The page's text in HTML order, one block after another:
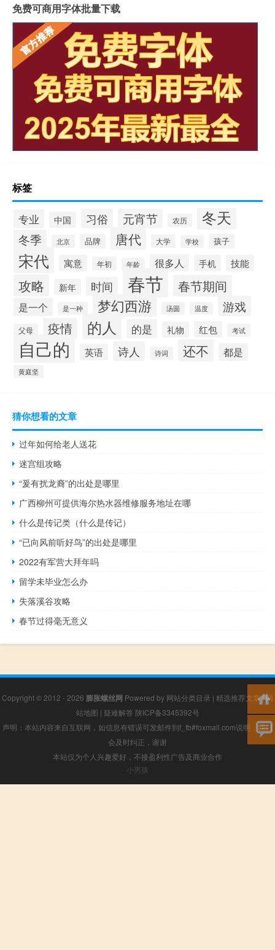
免费可商用字体批量下载
标签
专业 中国 习俗 元宵节 农历 冬天
冬季 北京 品牌 唐代 大学 学校 孩子
宋代 寓意 年初 年龄 很多人 手机 技能
攻略 新年 时间 春节 春节期间
是一个 是一种 梦幻西游 汤圆 温度 游戏
父母 疫情 的人 的是 礼物 红包 考试
自己的 英语 诗人 诗词 还不 都是
黄庭坚
猜你想看的文章
过年如何给老人送花
迷宫组攻略
“爰有扰龙裔”的出处是哪里
广西柳州可提供海尔热水器维修服务地址在哪
什么是传记类（什么是传记）
“已向风前听好鸟”的出处是哪里
2022有军营大拜年吗
留学未毕业怎么办
失落溪谷攻略
春节过得毫无意义
Copyright © 2012 - 2026 膨胀螺丝网 Powered by 网站分类目录 | 精选推荐文章|网
站地图 | 疑难解答 陕ICP备3345392号
声明：本站内容来自互联网，如信息有错误可发邮件到f_fb#foxmail.com说明，我们
会及时纠正，谢谢
本站仅为个人兴趣爱好，不接盈利性广告及商业合作
小男孩